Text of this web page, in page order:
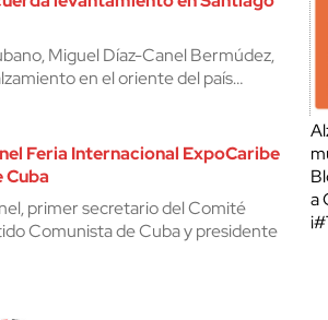
Miguel Díaz-Canel Bermúdez,
en el oriente del país…
Feria Internacional ExpoCaribe
Cuba
primer secretario del Comité
Comunista de Cuba y presidente
a